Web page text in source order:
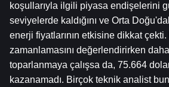
koşullarıyla ilgili piyasa endişelerini
seviyelerde kaldığını ve Orta
enerji fiyatlarının etkisine dikkat
zamanlamasını değerlendirirken
toparlanmaya çalışsa da, 75.664
kazanamadı. Birçok teknik analist